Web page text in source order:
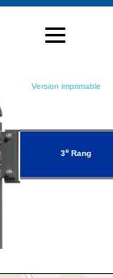
Version imprimable
3eRang